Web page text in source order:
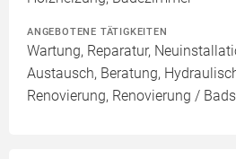
ANGEBOTENE TÄTIGKEITEN
Wartung, Reparatur,
Austausch, Beratung,
Renovierung, Renovierung /